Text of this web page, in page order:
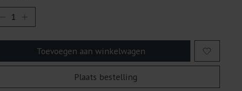
Toevoegen aan winkelwagen
Plaats bestelling